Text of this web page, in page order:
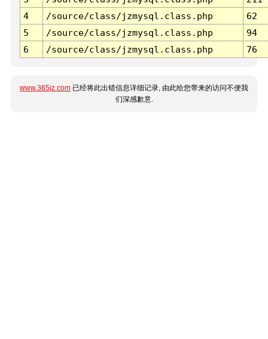
4
/source/class/jzmysql.class.php
62
5
/source/class/jzmysql.class.php
94
6
/source/class/jzmysql.class.php 76
www.365jz.com 已经将此出错信息详细记录, 由此给您带来的访问不便我
们深感歉意.